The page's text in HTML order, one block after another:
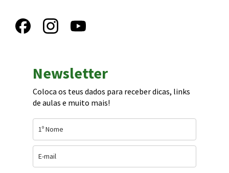
Newsletter
Coloca os teus dados para receber dicas, links
de aulas e muito mais!